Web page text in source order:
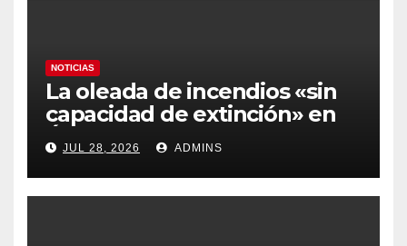
NOTICIAS
La oleada de incendios «sin
capacidad de extinción» en
Ávila y al oeste de Madrid
obliga a declarar la
emergencia nacional
JUL 28, 2026 ADMINS